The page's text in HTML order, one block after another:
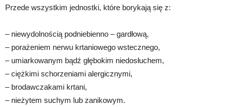
Przede wszystkim jednostki, które borykają się z:
– niewydolnością podniebienno – gardłową,
– porażeniem nerwu krtaniowego wstecznego,
– umiarkowanym bądź głębokim niedosłuchem,
– ciężkimi schorzeniami alergicznymi,
– brodawczakami krtani,
– nieżytem suchym lub zanikowym.